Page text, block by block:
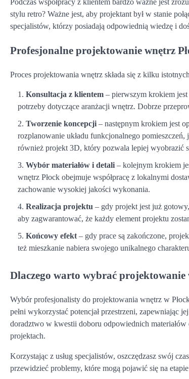
stylu retro? Ważne jest, aby projektant był w stanie
specjalistów, którzy posiadają odpowiednią wiedzę i
Profesjonalne projektowanie wnętrz
Proces projektowania wnętrz składa się z kilku
Konsultacja z klientem – pierwszym krokiem
potrzeby dotyczące aranżacji wnętrz. Dobrze
Tworzenie koncepcji – następnym krokiem jest
rozplanowanie układu funkcjonalnego
również projekt 3D, który pozwala lepiej wyobrazić
Wybór materiałów i detali – kolejnym krokiem
wnętrz Płock obejmuje współpracę z lokalnymi
zachowanie wysokiej jakości wykonania.
Realizacja projektu – gdy projekt jest już
aby zagwarantować, że każdy element projektu
Końcowy efekt – gdy prace są zakończone,
też mieszkanie nabiera swojego unikalnego
Dlaczego warto wybrać projektowanie
Wybór profesjonalisty do projektowania wnętrz w
pełni wykorzystać potencjał przestrzeni, zapewniając
doradztwo w kwestii doboru odpowiednich
projektach.
Korzystając z usług specjalistów, oszczędzasz swój
przewidzieć problemy, które mogą pojawić się na